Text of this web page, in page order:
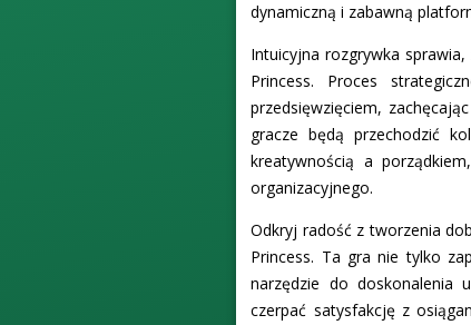
dynamiczną i zabawną
Intuicyjna rozgrywka
Princess. Proces
przedsięwzięciem,
gracze będą przechodzić
kreatywnością a
organizacyjnego.
Odkryj radość z tworzenia
Princess. Ta gra nie tylko
narzędzie do doskonalenia
czerpać satysfakcję z